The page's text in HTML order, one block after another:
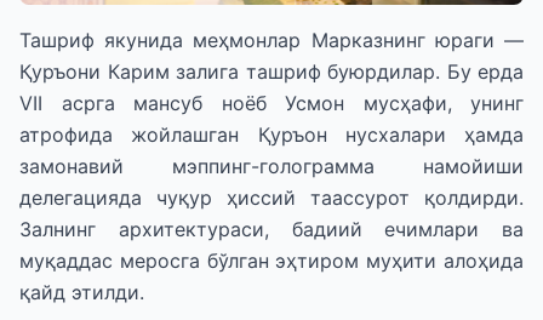
Ташриф якунида меҳмонлар Марказнинг юраги —
Қуръони Карим залига ташриф буюрдилар. Бу ерда
VII асрга мансуб ноёб Усмон мусҳафи, унинг
атрофида жойлашган Қуръон нусхалари ҳамда
замонавий мэппинг-голограмма намойиши
делегацияда чуқур ҳиссий таассурот қолдирди.
Залнинг архитектураси, бадиий ечимлари ва
муқаддас меросга бўлган эҳтиром муҳити алоҳида
қайд этилди.